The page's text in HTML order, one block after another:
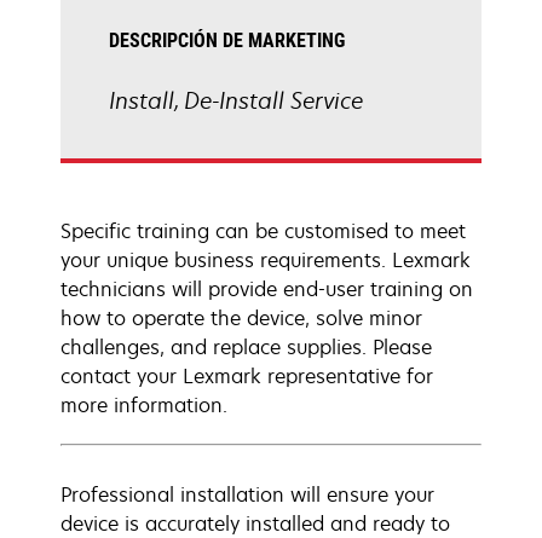
DESCRIPCIÓN DE MARKETING
Install, De-Install Service
Specific training can be customised to meet
your unique business requirements. Lexmark
technicians will provide end-user training on
how to operate the device, solve minor
challenges, and replace supplies. Please
contact your Lexmark representative for
more information.
Professional installation will ensure your
device is accurately installed and ready to